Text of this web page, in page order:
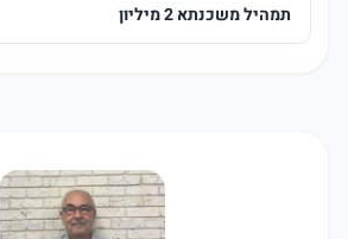
תמהיל משכנתא 2 מיליון